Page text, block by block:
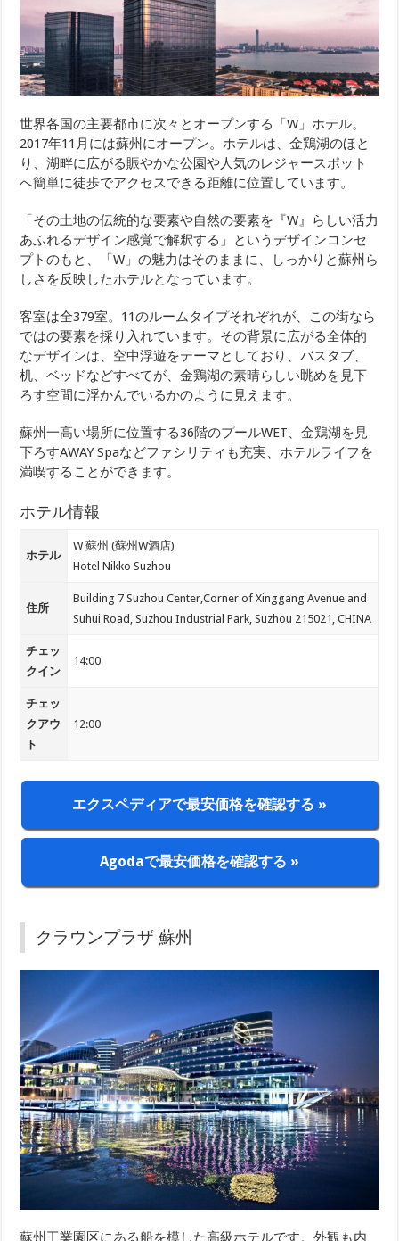
世界各国の主要都市に次々とオープンする「W」ホテル。
2017年11月には蘇州にオープン。ホテルは、金鶏湖のほと
り、湖畔に広がる賑やかな公園や人気のレジャースポット
へ簡単に徒歩でアクセスできる距離に位置しています。
「その土地の伝統的な要素や自然の要素を『W』らしい活力
あふれるデザイン感覚で解釈する」というデザインコンセ
プトのもと、「W」の魅力はそのままに、しっかりと蘇州ら
しさを反映したホテルとなっています。
客室は全379室。11のルームタイプそれぞれが、この街なら
ではの要素を採り入れています。その背景に広がる全体的
なデザインは、空中浮遊をテーマとしており、バスタブ、
机、ベッドなどすべてが、金鶏湖の素晴らしい眺めを見下
ろす空間に浮かんでいるかのように見えます。
蘇州一高い場所に位置する36階のプールWET、金鶏湖を見
下ろすAWAY Spaなどファシリティも充実、ホテルライフを
満喫することができます。
ホテル情報
ホテル
W 蘇州 (蘇州W酒店)
Hotel Nikko Suzhou
住所
Building 7 Suzhou Center,Corner of Xinggang Avenue and
Suhui Road, Suzhou Industrial Park, Suzhou 215021, CHINA
チェッ
クイン
14:00
チェッ
クアウ
ト
12:00
エクスペディアで最安価格を確認する »
Agodaで最安価格を確認する »
クラウンプラザ 蘇州
蘇州工業園区にある船を模した高級ホテルです。外観も内